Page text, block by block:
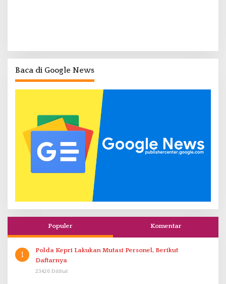
Baca di Google News
Populer Komentar
1
Polda Kepri Lakukan Mutasi Personel, Berikut
Daftarnya
23426 Dilihat